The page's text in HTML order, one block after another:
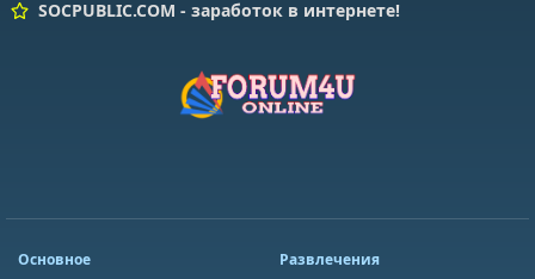
SOCPUBLIC.COM - заработок в интернете!
Основное
Развлечения